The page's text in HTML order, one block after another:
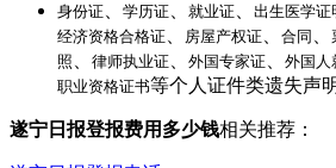
身份证 学历证 就业证 出生医学证
经济资格合格证
房屋产权证 合同
照
律师执业证 外国专家证 外国人
职业资格证书等个人证件类遗失声
遂宁日报登报费用多少钱相关推荐：